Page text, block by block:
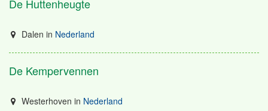
De Huttenheugte
Dalen in Nederland
De Kempervennen
Westerhoven in Nederland